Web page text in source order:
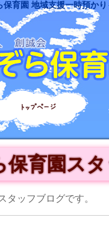
保育園 地域支援一時預か
トップページ
保育園ス
タッフブログです。